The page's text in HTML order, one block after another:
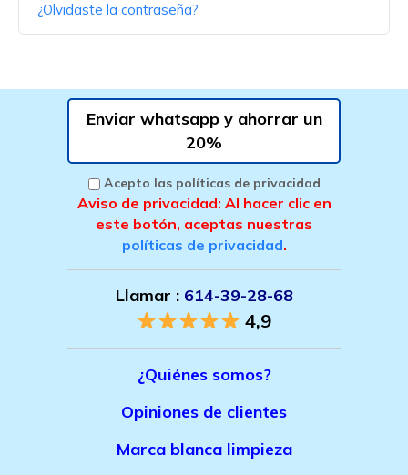
¿Olvidaste la contraseña?
Enviar whatsapp y ahorrar un
20%
Acepto las políticas de privacidad
Aviso de privacidad: Al hacer clic en
este botón, aceptas nuestras
políticas de privacidad.
Llamar : 614-39-28-68
4,9
¿Quiénes somos?
Opiniones de clientes
Marca blanca limpieza